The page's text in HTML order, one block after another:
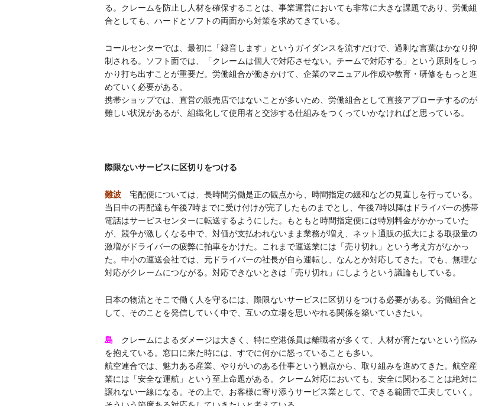
る。クレームを防止し人材を確保することは、事業運営においても非常に大きな課題であり、労働組
合としても、ハードとソフトの両面から対策を求めてきている。
コールセンターでは、最初に「録音します」というガイダンスを流すだけで、過剰な言葉はかなり抑
制される。ソフト面では、「クレームは個人で対応させない。チームで対応する」という原則をしっ
かり打ち出すことが重要だ。労働組合が働きかけて、企業のマニュアル作成や教育・研修をもっと進
めていく必要がある。
携帯ショップでは、直営の販売店ではないことが多いため、労働組合として直接アプローチするのが
難しい状況があるが、組織化して使用者と交渉する仕組みをつくっていかなければと思っている。
際限ないサービスに区切りをつける
難波宅配便については、長時間労働是正の観点から、時間指定の緩和などの見直しを行っている。
当日中の再配達も午後7時までに受け付けが完了したものまでとし、午後7時以降はドライバーの携帯
電話はサービスセンターに転送するようにした。もともと時間指定便には特別料金がかかっていた
が、競争が激しくなる中で、対価が支払われないまま業務が増え、ネット通販の拡大による取扱量の
激増がドライバーの疲弊に拍車をかけた。これまで運送業には「売り切れ」という考え方がなかっ
た。中小の運送会社では、元ドライバーの社長が自ら運転し、なんとか対応してきた。でも、無理な
対応がクレームにつながる。対応できないときは「売り切れ」にしようという議論もしている。
日本の物流とそこで働く人を守るには、際限ないサービスに区切りをつける必要がある。労働組合と
して、そのことを発信していく中で、互いの立場を思いやれる関係を築いていきたい。
島 クレームによるダメージは大きく、特に空港係員は離職者が多くて、人材が育たないという悩み
を抱えている。窓口に来た時には、すでに何かに怒っていることも多い。
航空連合では、魅力ある産業、やりがいのある仕事という観点から、取り組みを進めてきた。航空産
業には「安全な運航」という至上命題がある。クレーム対応においても、安全に関わることは絶対に
譲れない一線になる。その上で、お客様に寄り添うサービス業として、できる範囲で工夫していく。